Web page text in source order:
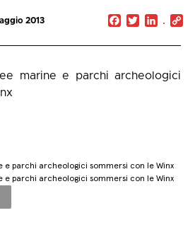
2013 Facebook
Twitter
marine e parchi archeologici
e parchi archeologici sommersi con le Winx
e parchi archeologici sommersi con le Winx